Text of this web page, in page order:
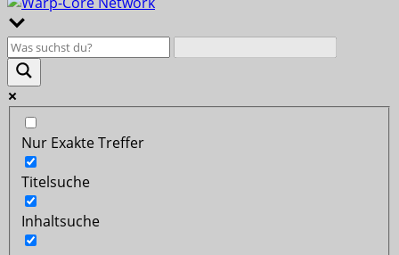
Nur Exakte Treffer
Titelsuche
Inhaltsuche